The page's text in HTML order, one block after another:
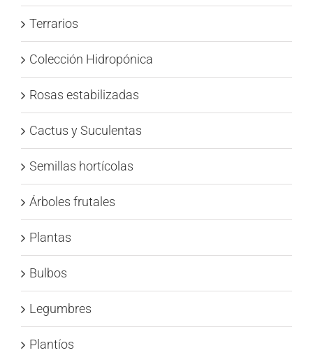
Terrarios
Colección Hidropónica
Rosas estabilizadas
Cactus y Suculentas
Semillas hortícolas
Árboles frutales
Plantas
Bulbos
Legumbres
Plantíos